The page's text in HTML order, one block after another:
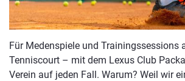
Für Medenspiele und Trainingssessions
Tenniscourt – mit dem Lexus Club
Verein auf jeden Fall. Warum? Weil wir